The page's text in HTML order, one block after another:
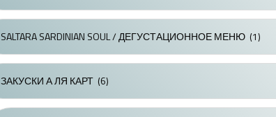
SALTARA SARDINIAN SOUL / ДЕГУСТАЦИОННОЕ МЕНЮ (1)
ЗАКУСКИ А ЛЯ КАРТ (6)